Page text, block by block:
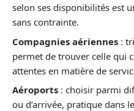
selon ses disponibilités est
sans contrainte.
Compagnies aériennes :
permet de trouver celle qui
attentes en matière de
Aéroports : choisir parmi
ou d’arrivée, pratique dans